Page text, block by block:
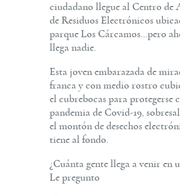
ciudadano llegue al Centro de
de Residuos Electrónicos
parque Los Cárcamos…pero
llega nadie.
Esta joven embarazada de
franca y con medio rostro
el cubrebocas para protegerse
pandemia de Covid-19,
el montón de desechos
tiene al fondo.
¿Cuánta gente llega a venir en
Le pregunto